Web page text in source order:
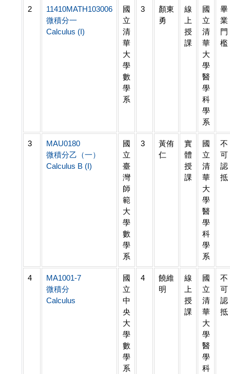
2
11410MATH103006
微積分一
Calculus (I)
國
立
清
華
大
學
數
學
系
3
顏東
勇
線
上
授
課
國
立
清
華
大
學
醫
學
科
學
系
畢
業
門
檻
3
MAU0180
微積分乙（一）
Calculus B (I)
國
立
臺
灣
師
範
大
學
數
學
系
3
黃侑
仁
實
體
授
課
國
立
清
華
大
學
醫
學
科
學
系
不
可
認
抵
4
MA1001-7
微積分
Calculus
國
立
中
央
大
學
數
學
系
4
饒維
明
線
上
授
課
國
立
清
華
大
學
醫
學
科
不
可
認
抵